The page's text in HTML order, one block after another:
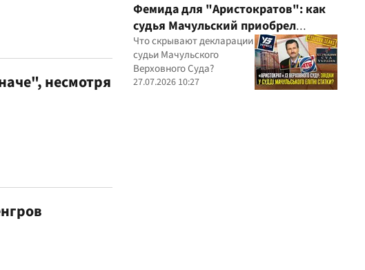
несмотря
Фемида для "Аристократов": как
судья Мачульский приобрел
элитное жилье после вердикта в
пользу застройщика?
Что скрывают декларации
судьи Мачульского
Верховного Суда?
27.07.2026 10:27